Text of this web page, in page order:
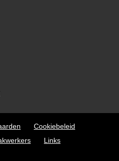
Cookiebeleid
Links